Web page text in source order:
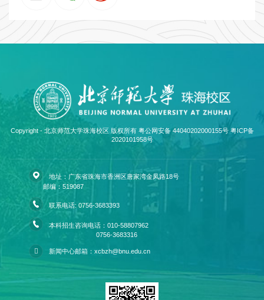
Copyright - 北京师范大学珠海校区 版权所有 粤公网安备 44040202000155号 粤ICP备
2020101958号
地址：广东省珠海市香洲区唐家湾金凤路18号
邮编：519087
联系电话: 0756-3683393
本科招生咨询电话：010-58807962
0756-3683316
新闻中心邮箱：xcbzh@bnu.edu.cn